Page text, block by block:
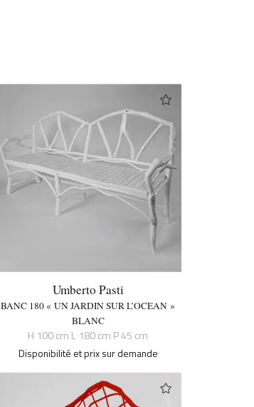
Umberto Pasti
BANC 180 « UN JARDIN SUR L’OCEAN »
BLANC
H 100 cm L 180 cm P 45 cm
Disponibilité et prix sur demande